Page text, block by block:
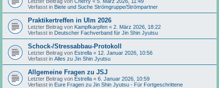
Verfasst in Biete und Suche Strömgruppe/Strömpartner
Praktikertreffen in Ulm 2026
Letzter Beitrag von Kampfkarpfen « 2. März 2026, 18:22
Verfasst in Deutscher Fachverband für Jin Shin Jyutsu
Schock-/Stressabbau-Protokoll
Letzter Beitrag von Estrella « 12. Januar 2026, 10:56
Verfasst in Alles zu Jin Shin Jyutsu
Allgemeine Fragen zu JSJ
Letzter Beitrag von Estrella « 6. Januar 2026, 10:59
Verfasst in Eure Fragen zu Jin Shin Jyutsu - Für Fortgeschrittene